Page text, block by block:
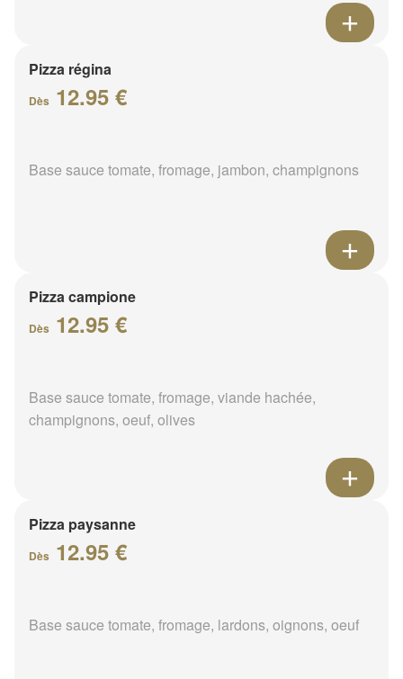
Pizza régina
Dès 12.95 €
Base sauce tomate, fromage, jambon, champignons
Pizza campione
Dès 12.95 €
Base sauce tomate, fromage, viande hachée,
champignons, oeuf, olives
Pizza paysanne
Dès 12.95 €
Base sauce tomate, fromage, lardons, oignons, oeuf